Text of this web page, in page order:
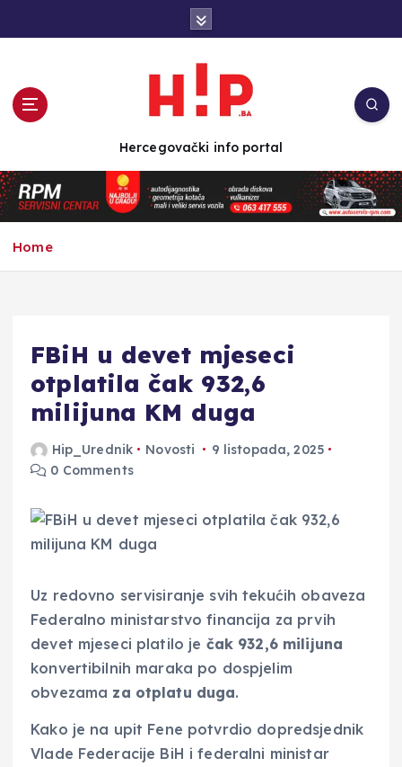
n
t
e
Hercegovački info portal
Home
FBiH u devet mjeseci
otplatila čak 932,6
milijuna KM duga
Hip_Urednik Novosti
9 listopada, 2025
0 Comments
Uz redovno servisiranje svih tekućih obaveza
Federalno ministarstvo financija za prvih
devet mjeseci platilo je čak 932,6 milijuna
konvertibilnih maraka po dospjelim
obvezama za otplatu duga.
Kako je na upit Fene potvrdio dopredsjednik
Vlade Federacije BiH i federalni ministar